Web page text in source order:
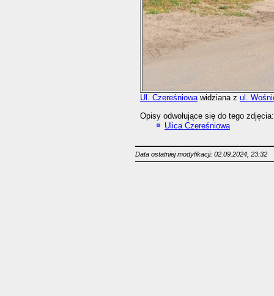
Ul. Czereśniowawidziana z ul.
Opisy odwołujące się do tego zdjęcia:
Ulica Czereśniowa
Data ostatniej modyfikacji: 02.09.2024, 23:32